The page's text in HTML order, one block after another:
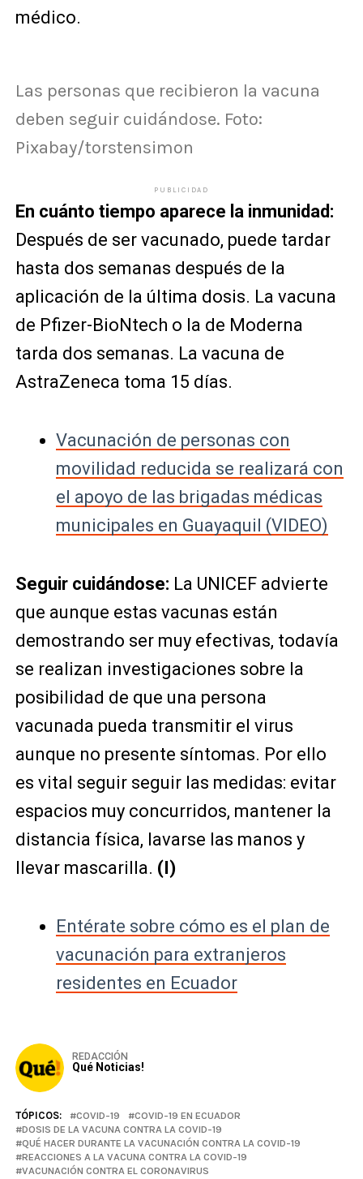
médico.
Las personas que recibieron la vacuna
deben seguir cuidándose. Foto:
Pixabay/torstensimon
PUBLICIDAD
En cuánto tiempo aparece la inmunidad:
Después de ser vacunado, puede tardar
hasta dos semanas después de la
aplicación de la última dosis. La vacuna
de Pfizer-BioNtech o la de Moderna
tarda dos semanas. La vacuna de
AstraZeneca toma 15 días.
Vacunación de personas con
movilidad reducida se realizará con
el apoyo de las brigadas médicas
municipales en Guayaquil (VIDEO)
Seguir cuidándose: La UNICEF advierte
que aunque estas vacunas están
demostrando ser muy efectivas, todavía
se realizan investigaciones sobre la
posibilidad de que una persona
vacunada pueda transmitir el virus
aunque no presente síntomas. Por ello
es vital seguir seguir las medidas: evitar
espacios muy concurridos, mantener la
distancia física, lavarse las manos y
llevar mascarilla. (I)
Entérate sobre cómo es el plan de
vacunación para extranjeros
residentes en Ecuador
REDACCIÓN
Qué Noticias!
TÓPICOS: COVID-19
COVID-19 EN ECUADOR
DOSIS DE LA VACUNA CONTRA LA COVID-19
QUÉ HACER DURANTE LA VACUNACIÓN CONTRA LA COVID-19
REACCIONES A LA VACUNA CONTRA LA COVID-19
VACUNACIÓN CONTRA EL CORONAVIRUS